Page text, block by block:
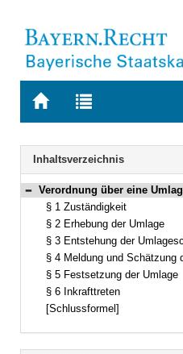
Zur
BAYERN.RECHT
Zur
letzten
Suche
Navigation
Inhaltsverzeichnis
Bereich reduzieren
Verordnung über eine Umlage für Milch (Bayerische Milchumlageverordnung
§ 1 Zuständigkeit
§ 2 Erhebung der Umlage
§ 3 Entstehung der
§ 4 Meldung und Schätzung
§ 5 Festsetzung der Umlage
§ 6 Inkrafttreten
[Schlussformel]